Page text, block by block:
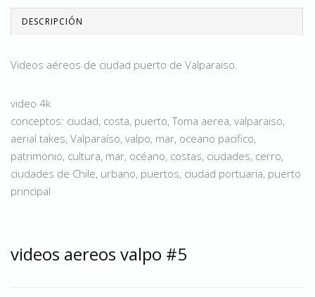
DESCRIPCIÓN
Videos aéreos de ciudad puerto de Valparaiso.
video 4k
conceptos: ciudad, costa, puerto, Toma aerea, valparaiso,
aerial takes, Valparaíso, valpo, mar, oceano pacifico,
patrimonio, cultura, mar, océano, costas, ciudades, cerro,
ciudades de Chile, urbano, puertos, ciudad portuaria, puerto
principal
videos aereos valpo #5